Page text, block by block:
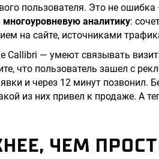
пользователя. Это не ошибка
многоуровневую аналитику:
на сайте, источниками
Callibri — умеют связывать
что пользователь зашел с
и через 12 минут позвонил.
из них привел к продаже. А
ЧЕМ